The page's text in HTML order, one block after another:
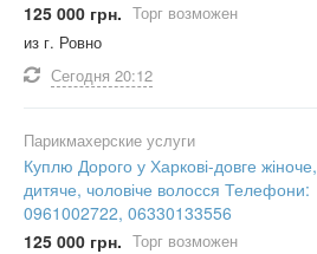
125 000 грн. Торг возможен
из г. Ровно
Сегодня 20:12
Парикмахерские услуги
Куплю Дорого у Харкові-довге жіноче,
дитяче, чоловіче волосся Телефони:
0961002722, 06330133556
125 000 грн. Торг возможен